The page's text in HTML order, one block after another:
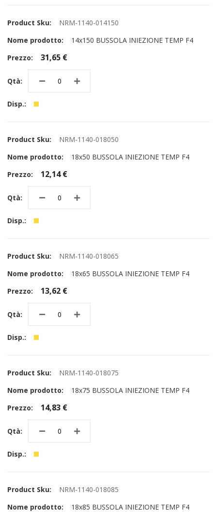
NRM-1140-014150
14x150 BUSSOLA INIEZIONE TEMP F4
31,65 €
NRM-1140-018050
18x50 BUSSOLA INIEZIONE TEMP F4
12,14 €
NRM-1140-018065
18x65 BUSSOLA INIEZIONE TEMP F4
13,62 €
NRM-1140-018075
18x75 BUSSOLA INIEZIONE TEMP F4
14,83 €
NRM-1140-018085
18x85 BUSSOLA INIEZIONE TEMP F4